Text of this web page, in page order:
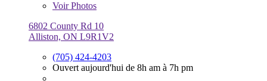
VoirPhotos
6802 County Rd 10
Alliston, ON L9R1V2
(705) 424-4203
Ouvert aujourd'hui de 8h am à 7h pm